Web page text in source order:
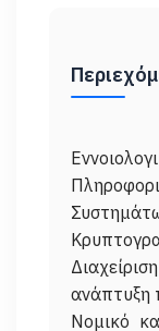
ανάπτυξη
Νομικό